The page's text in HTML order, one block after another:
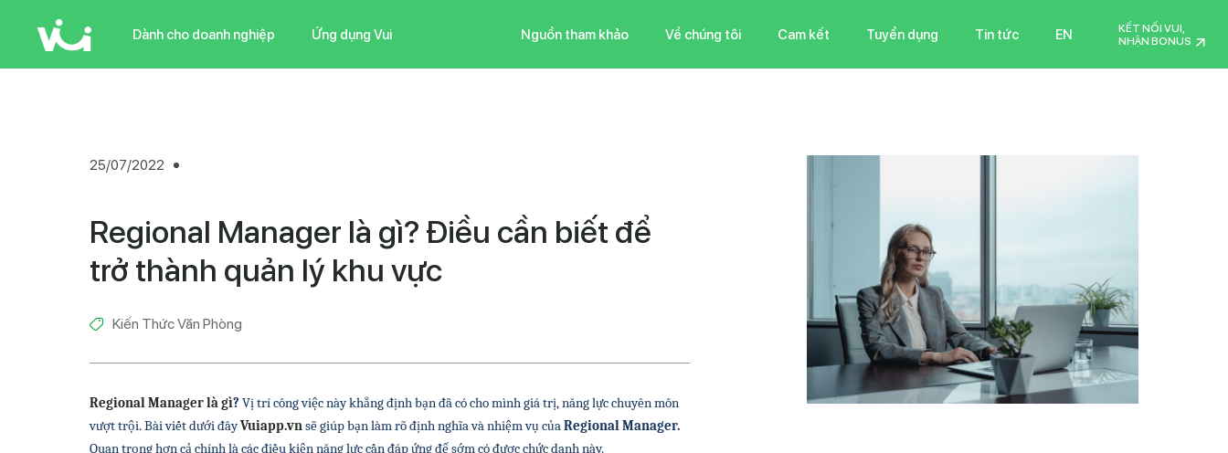
Dành cho doanh nghiệp Ứng dụng Vui Nguồn tham khảo Về chúng tôi Cam kết Tuyển dụng Tin tức EN
KẾT NỐI VUI,
NHẬN BONUS
25/07/2022
Regional Manager là gì? Điều cần biết để
trở thành quản lý khu vực
Kiến Thức Văn Phòng
Regional Manager là gì? Vị trí công việc này khẳng định bạn đã có cho mình giá trị, năng lực chuyên môn
vượt trội. Bài viết dưới đây Vuiapp.vn sẽ giúp bạn làm rõ định nghĩa và nhiệm vụ của Regional Manager.
Quan trọng hơn cả chính là các điều kiện năng lực cần đáp ứng để sớm có được chức danh này.